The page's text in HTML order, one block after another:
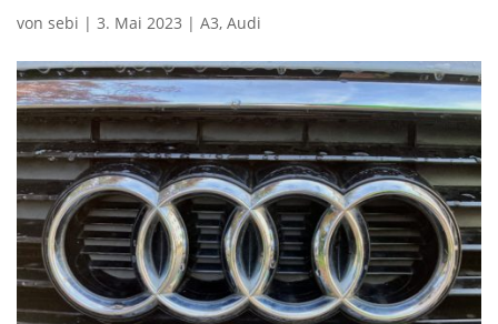
von sebi | 3. Mai 2023 | A3, Audi